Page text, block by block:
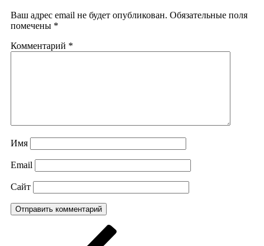
Ваш адрес email не будет опубликован. Обязательные поля
помечены *
Комментарий *
Имя
Email
Сайт